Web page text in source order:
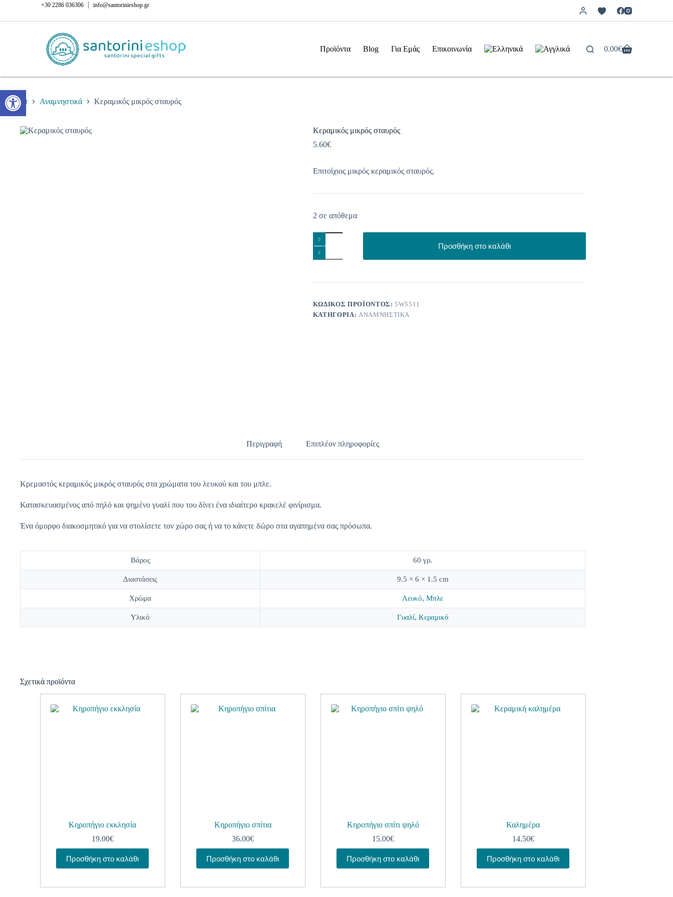
περιεχόμενο
+30 2286 036306 |info@santorinieshop.gr
Προϊόντα Blog Για Εμάς Επικοινωνία
Καλάθι
0.00€
Αρχική
σελίδα
Αναμνηστικά Κεραμικός μικρός σταυρός
Κεραμικός μικρός σταυρός
5.60€
Επιτοίχιος μικρός κεραμικός σταυρός.
2 σε απόθεμα
Κεραμικός
μικρός
σταυρός
ποσότητα
Προσθήκη στο καλάθι
ΚΩΔΙΚΌΣ ΠΡΟΪΌΝΤΟΣ:5W5511
ΚΑΤΗΓΟΡΊΑ: ΑΝΑΜΝΗΣΤΙΚΆ
Περιγραφή Επιπλέον πληροφορίες
Κρεμαστός κεραμικός μικρός σταυρός στα χρώματα του λευκού και του μπλε.
Κατασκευασμένος από πηλό και ψημένο γυαλί που του δίνει ένα ιδιαίτερο κρακελέ φινίρισμα.
Ένα όμορφο διακοσμητικό για να στολίσετε τον χώρο σας ή να το κάνετε δώρο στα αγαπημένα σας πρόσωπα.
Βάρος 60 γρ.
Διαστάσεις 9.5 × 6 × 1.5 cm
Χρώμα Λευκό, Μπλε
Υλικό Γυαλί, Κεραμικό
Σχετικά προϊόντα
Κηροπήγιο εκκλησία
19.00€
Προσθήκη στο καλάθι
Κηροπήγιο σπίτια
36.00€
Προσθήκη στο καλάθι
Κηροπήγιο σπίτι ψηλό
15.00€
Προσθήκη στο καλάθι
Καλημέρα
14.50€
Προσθήκη στο καλάθι
Ανοίξτε τη γραμμή εργαλείων